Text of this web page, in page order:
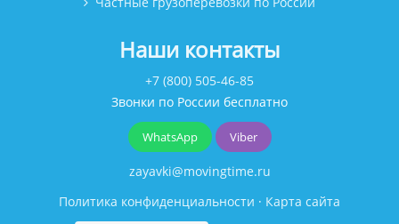
Наши контакты
+7 (800) 505-46-85
Звонки по России бесплатно
WhatsApp Viber
zayavki@movingtime.ru
Политика конфиденциальности · Карта сайта